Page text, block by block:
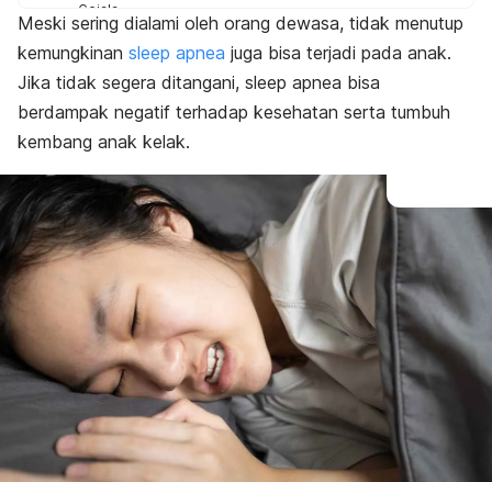
Gejala
Penyebab
Faktor risiko
Pengobatan
Meski sering dialami oleh orang dewasa, tidak menutup
kemungkinan sleep apnea juga bisa terjadi pada anak.
Jika tidak segera ditangani, sleep apnea bisa
berdampak negatif terhadap kesehatan serta tumbuh
kembang anak kelak.